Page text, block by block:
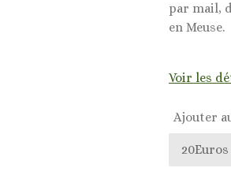
par mail,
en Meuse.
Voir les
Ajouter